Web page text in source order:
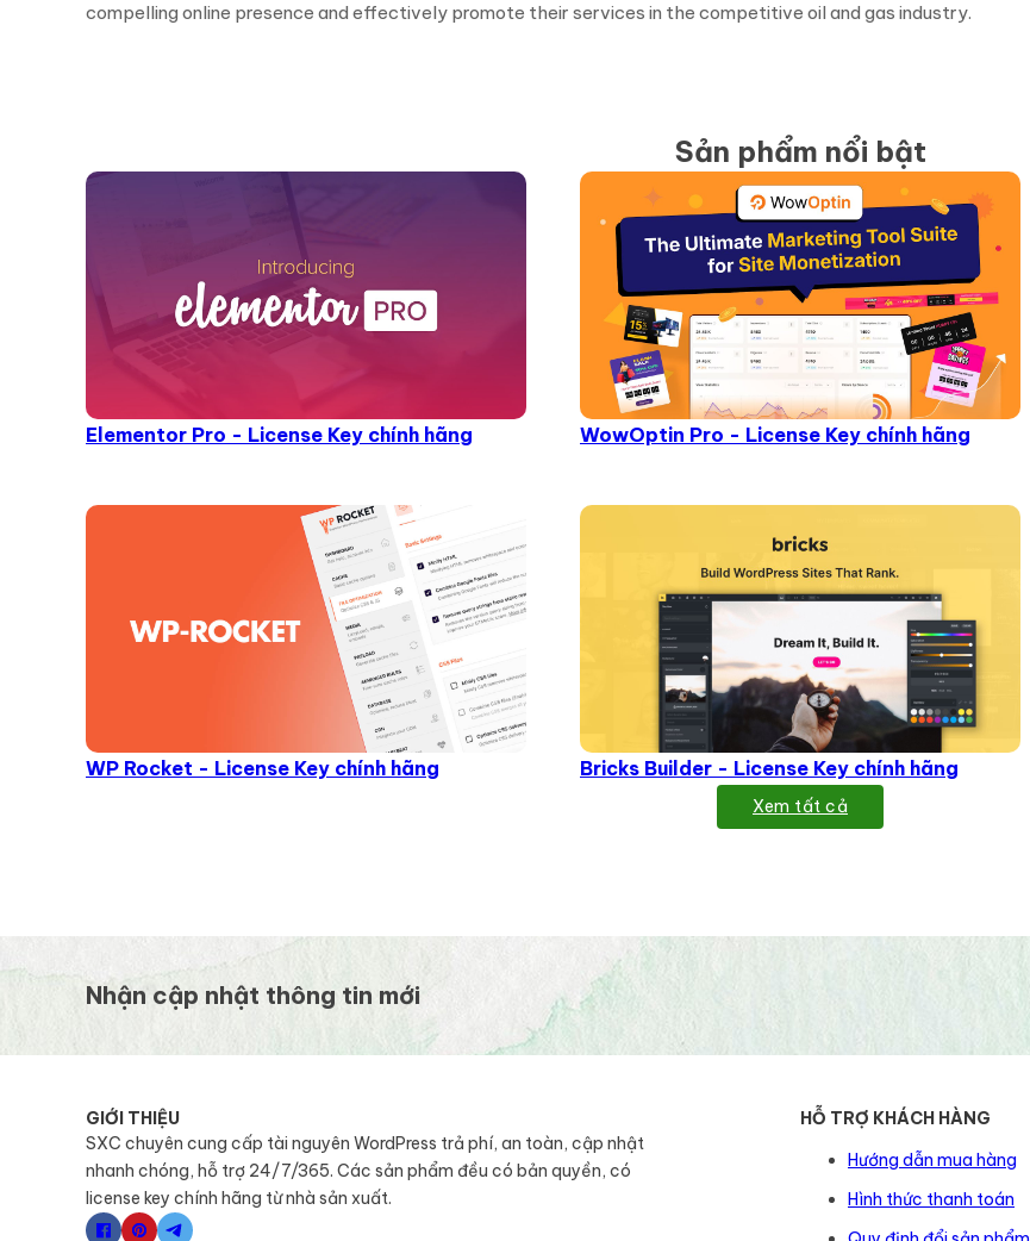
compelling online presence and effectively promote their services in the competitive oil and gas industry.
Sản phẩm nổi bật
Elementor Pro - License Key chính hãng WowOptin Pro - License Key chính hãng
WP Rocket - License Key chính hãng Bricks Builder - License Key chính hãng
Xem tất cả
Nhận cập nhật thông tin mới
GIỚI THIỆU
SXC chuyên cung cấp tài nguyên WordPress trả phí, an toàn, cập nhật
nhanh chóng, hỗ trợ 24/7/365. Các sản phẩm đều có bản quyền, có
license key chính hãng từ nhà sản xuất.
HỖ TRỢ KHÁCH HÀNG
Hướng dẫn mua hàng
Hình thức thanh toán